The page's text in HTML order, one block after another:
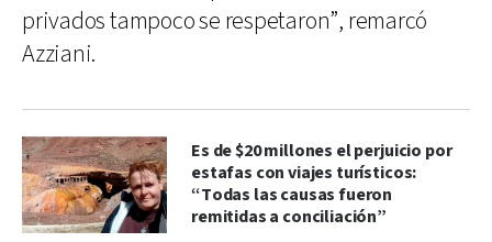
privados tampoco se respetaron”, remarcó
Azziani.
Es de $20 millones el perjuicio por
estafas con viajes turísticos:
“Todas las causas fueron
remitidas a conciliación”